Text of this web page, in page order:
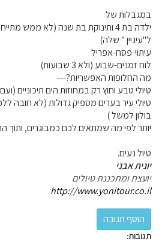
במגבלות של
ילדה בת 4 ותינוקת בת שנה (לא ממש
ל"עיניין " שלה)
עיתוי-פסח-אפריל
לוח זמנים-שבוע (ולא 3 שבועות)
מה החלופות האפשריות?---
טיולי טבע וחוץ רק במחוזות הים תיכוניים
טיולי עיר בערים מספיק גדולות (לא חובה
בולון למשל )
יותר לפי מה שמתאים לכם כמבוגרים,
טיול נעים.
יונית אבני
יועצת ומתכננת טיולים
http://www.yonitour.co.il
תגובות: